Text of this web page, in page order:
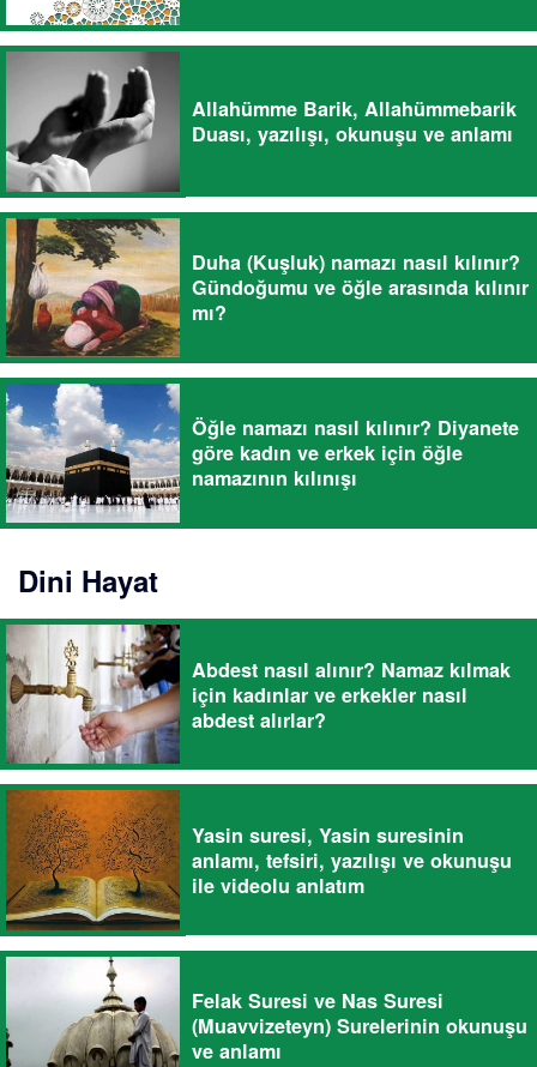
Allahümme Barik, Allahümmebarik
Duası, yazılışı, okunuşu ve anlamı
Duha (Kuşluk) namazı nasıl kılınır?
Gündoğumu ve öğle arasında kılınır
mı?
Öğle namazı nasıl kılınır? Diyanete
göre kadın ve erkek için öğle
namazının kılınışı
Dini Hayat
Abdest nasıl alınır? Namaz kılmak
için kadınlar ve erkekler nasıl
abdest alırlar?
Yasin suresi, Yasin suresinin
anlamı, tefsiri, yazılışı ve okunuşu
ile videolu anlatım
Felak Suresi ve Nas Suresi
(Muavvizeteyn) Surelerinin okunuşu
ve anlamı